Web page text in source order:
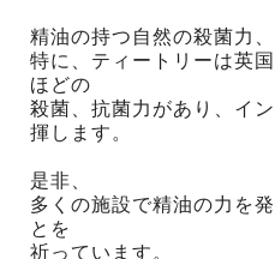
精油の持つ自然の殺菌力、
特に、ティートリーは英
ほどの
殺菌、抗菌力があり、イ
揮します。
是非、
多くの施設で精油の力を
とを
祈っています。